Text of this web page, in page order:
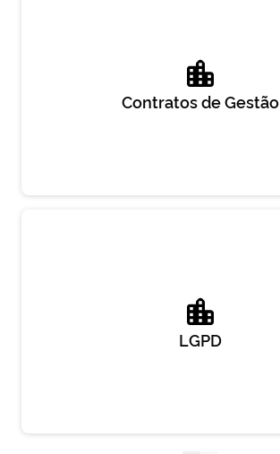
Contratos de Gestão
LGPD